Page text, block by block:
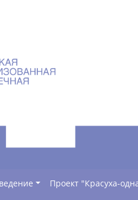
Проект "Красуха-